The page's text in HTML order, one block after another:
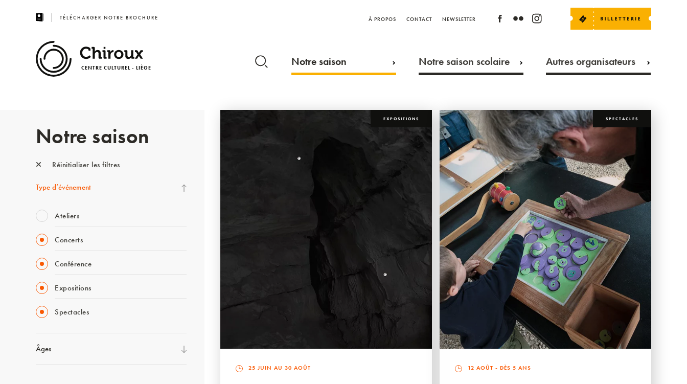
TÉLÉCHARGER NOTRE BROCHURE À PROPOS CONTACT NEWSLETTER
CENTRE CULTUREL - LIÈGE Notre saison Notre saison scolaire Autres organisateurs
Notre saison
Réinitialiser les filtres
Type d’événement
Ateliers
Concerts
Conférence
Expositions
Spectacles
Âges
EXPOSITIONS
25 JUIN AU 30 AOÛT
SPECTACLES
12 AOÛT - DÈS 5 ANS